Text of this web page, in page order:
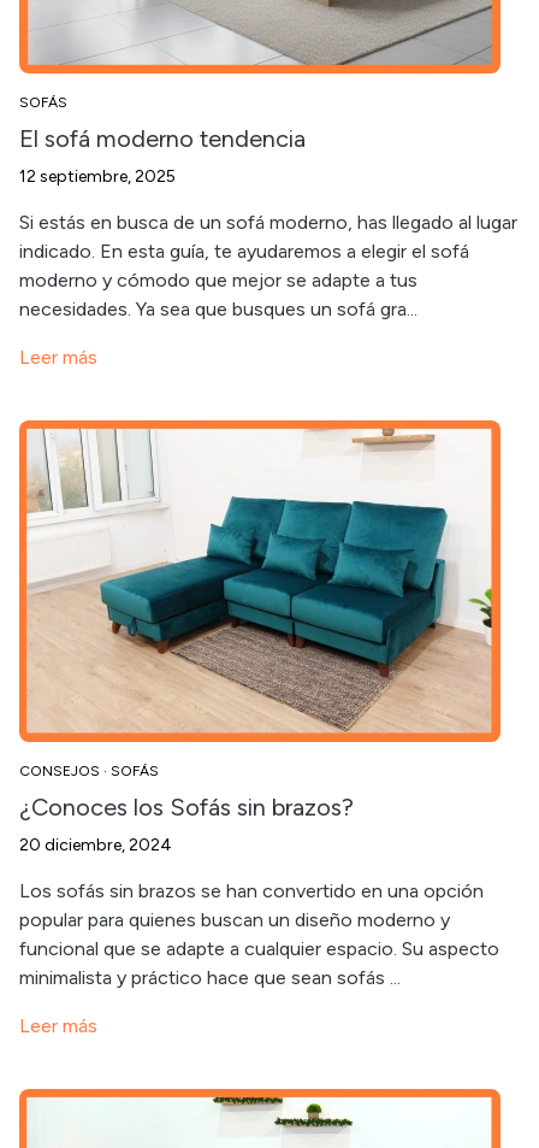
SOFÁS
El sofá moderno tendencia
12 septiembre, 2025
Si estás en busca de un sofá moderno, has llegado al lugar
indicado. En esta guía, te ayudaremos a elegir el sofá
moderno y cómodo que mejor se adapte a tus
necesidades. Ya sea que busques un sofá gra...
Leer más
CONSEJOS · SOFÁS
¿Conoces los Sofás sin brazos?
20 diciembre, 2024
Los sofás sin brazos se han convertido en una opción
popular para quienes buscan un diseño moderno y
funcional que se adapte a cualquier espacio. Su aspecto
minimalista y práctico hace que sean sofás ...
Leer más